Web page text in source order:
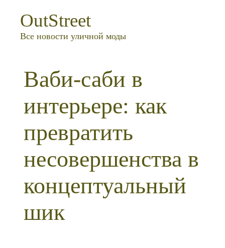
OutStreet
Все новости уличной моды
Ваби-саби в
интерьере: как
превратить
несовершенства в
концептуальный
шик